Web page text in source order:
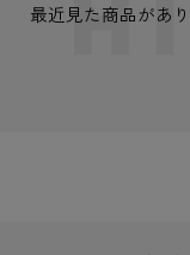
最近見た商品があり